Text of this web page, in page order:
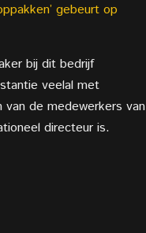
gebeurt op
bij dit bedrijf
veelal met
de medewerkers van
directeur is.